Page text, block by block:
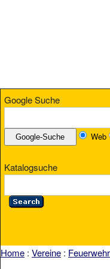
Google Suche
Web
Katalogsuche
Home : Vereine : Feuerwehr